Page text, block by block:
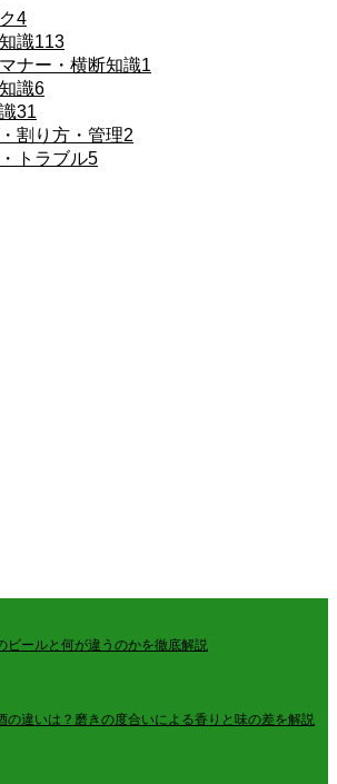
4
識113
ナー・横断知識1
識6
31
割り方・管理2
トラブル5
ビールと何が違うのかを徹底解説
の違いは？磨きの度合いによる香りと味の差を解説